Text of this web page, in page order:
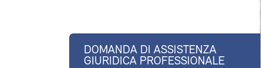
DOMANDA DI ASSISTENZA
GIURIDICA PROFESSIONALE